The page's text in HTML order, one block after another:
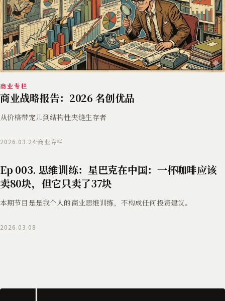
商业专栏
商业战略报告：2026 名创优品
从价格带宠儿到结构性夹缝生存者
2026.03.24 商业专栏
Ep 003. 思维训练：星巴克在中国：一杯咖啡应该
卖80块，但它只卖了37块
本期节目是是我个人的商业思维训练，不构成任何投资建议。
2026.03.08